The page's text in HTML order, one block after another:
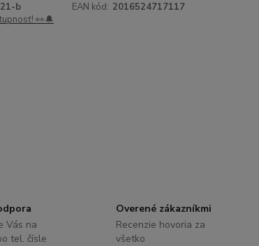
b EAN kód: 2016524717117
👀🔔
Vás na
tel. čísle
Overené zákazníkmi
Recenzie hovoria za
všetko